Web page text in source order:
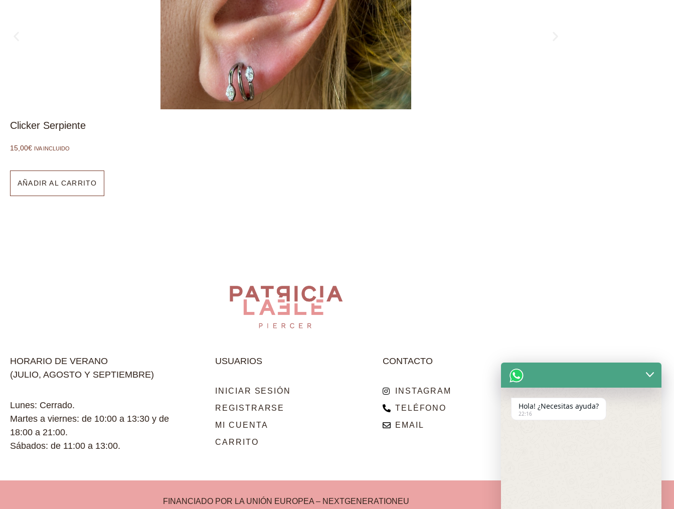
Clicker Serpiente
15,00€ IVA INCLUIDO
AÑADIR AL CARRITO
HORARIO DE VERANO
(JULIO, AGOSTO Y SEPTIEMBRE)
Lunes: Cerrado.
Martes a viernes: de 10:00 a 13:30 y de
18:00 a 21:00.
Sábados: de 11:00 a 13:00.
USUARIOS
INICIAR SESIÓN
REGISTRARSE
MI CUENTA
CARRITO
CONTACTO
INSTAGRAM
TELÉFONO
EMAIL
FINANCIADO POR LA UNIÓN EUROPEA – NEXTGENERATIONEU
Hola! ¿Necesitas ayuda?
22:16